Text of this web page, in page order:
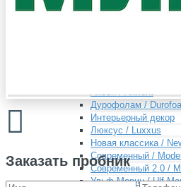
Аксен / Axxent
Дурофолам /
Интерьерный декор
Люксус / Luxxus
Новая классика /
Современный /
Современный 2.0 /
Ульф Мориц / Ulf
Заказать пробник